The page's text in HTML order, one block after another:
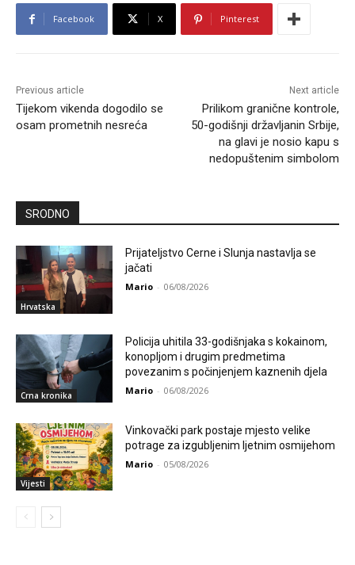
Facebook X Pinterest
Previous article
Tijekom vikenda dogodilo se
osam prometnih nesreća
Next article
Prilikom granične kontrole,
50-godišnji državljanin Srbije,
na glavi je nosio kapu s
nedopuštenim simbolom
SRODNO
Hrvatska
Prijateljstvo Cerne i Slunja nastavlja se
jačati
Mario - 06/08/2026
Crna kronika
Policija uhitila 33-godišnjaka s kokainom,
konopljom i drugim predmetima
povezanim s počinjenjem kaznenih djela
Mario - 06/08/2026
Vijesti
Vinkovački park postaje mjesto velike
potrage za izgubljenim ljetnim osmijehom
Mario - 05/08/2026